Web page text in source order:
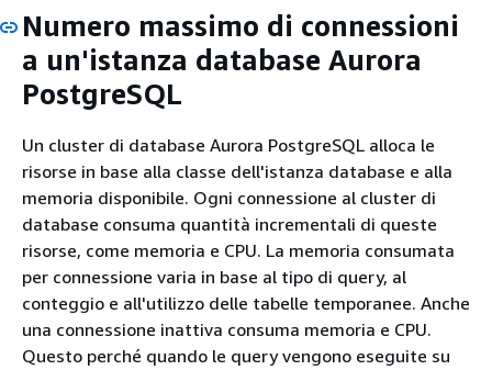
Numero massimo di connessioni
a un'istanza database Aurora
PostgreSQL
Un cluster di database Aurora PostgreSQL alloca le
risorse in base alla classe dell'istanza database e alla
memoria disponibile. Ogni connessione al cluster di
database consuma quantità incrementali di queste
risorse, come memoria e CPU. La memoria consumata
per connessione varia in base al tipo di query, al
conteggio e all'utilizzo delle tabelle temporanee. Anche
una connessione inattiva consuma memoria e CPU.
Questo perché quando le query vengono eseguite su